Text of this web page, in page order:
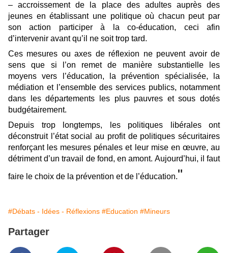
– accroissement de la place des adultes auprès des
jeunes en établissant une politique où chacun peut par
son action participer à la co-éducation, ceci afin
d’intervenir avant qu’il ne soit trop tard.
Ces mesures ou axes de réflexion ne peuvent avoir de
sens que si l’on remet de manière substantielle les
moyens vers l’éducation, la prévention spécialisée, la
médiation et l’ensemble des services publics, notamment
dans les départements les plus pauvres et sous dotés
budgétairement.
Depuis trop longtemps, les politiques libérales ont
déconstruit l’état social au profit de politiques sécuritaires
renforçant les mesures pénales et leur mise en œuvre, au
détriment d’un travail de fond, en amont. Aujourd’hui, il faut
faire le choix de la prévention et de l’éducation."
#Débats - Idées - Réflexions #Education #Mineurs
Partager